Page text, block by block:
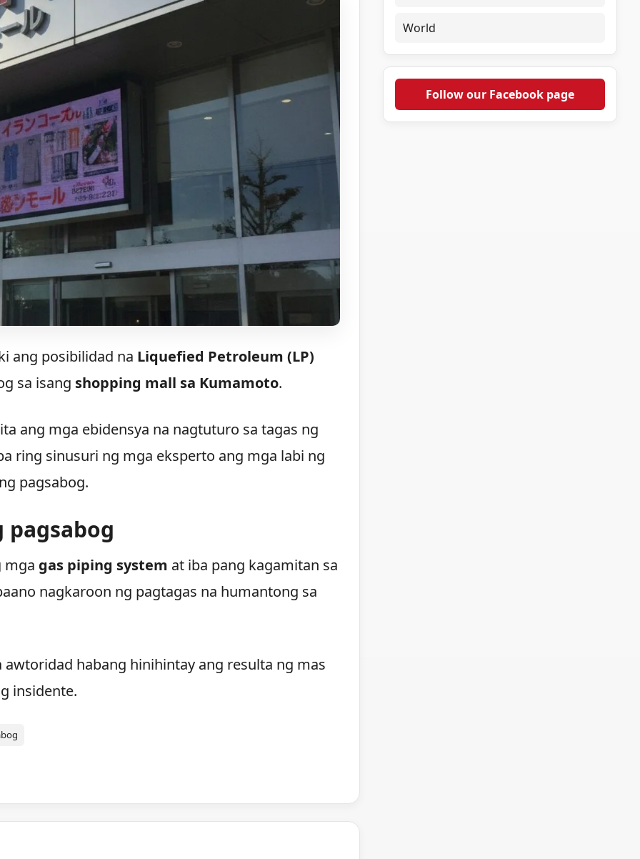
ang posibilidad na Liquefied Petroleum (LP)
sa isang shopping mall sa Kumamoto.
ang mga ebidensya na nagtuturo sa tagas ng
ring sinusuri ng mga eksperto ang mga labi ng
pagsabog.
pagsabog
mga gas piping system at iba pang kagamitan sa
nagkaroon ng pagtagas na humantong sa
habang hinihintay ang resulta ng mas
insidente.
World
Follow our Facebook page